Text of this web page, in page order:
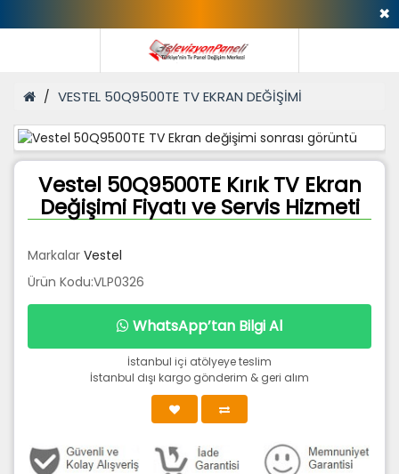
✖
VESTEL 50Q9500TE TV EKRAN DEĞİŞİMİ
Vestel 50Q9500TE Kırık TV Ekran
Değişimi Fiyatı ve Servis Hizmeti
Markalar Vestel
Ürün Kodu:VLP0326
WhatsApp’tan Bilgi Al
İstanbul içi atölyeye teslim
İstanbul dışı kargo gönderim & geri alım